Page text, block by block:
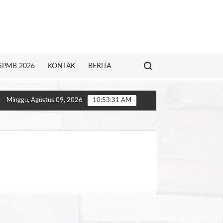
2026 KONTAK BERITA
Search for:
Layar Persahabatan: Merangkai Kenangan, Menyambut Masa
Minggu, Agustus 09, 2026 10:53:31 AM